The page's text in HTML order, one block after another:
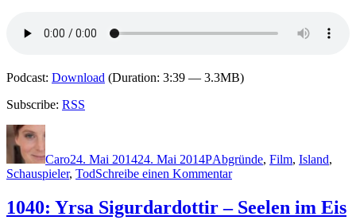
Podcast: Download (Duration: 3:39 — 3.3MB)
Subscribe: RSS
Autor
Caro24. Mai 201424. Mai 2014PAbgründe, Film, Island,
Schauspieler, TodSchreibe einen Kommentarzu
Sólveig
Pálsdóttir
1040: Yrsa Sigurdardottir – Seelen im Eis